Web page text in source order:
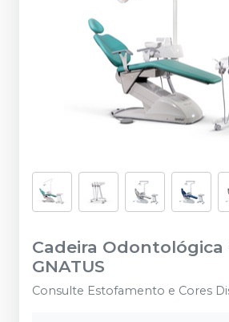
Cadeira Odontológica
GNATUS
Consulte Estofamento e Cores